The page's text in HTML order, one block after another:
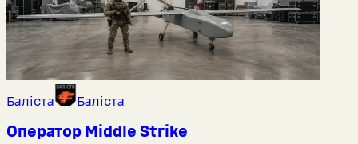
Баліста Баліста
Оператор Middlе Strike